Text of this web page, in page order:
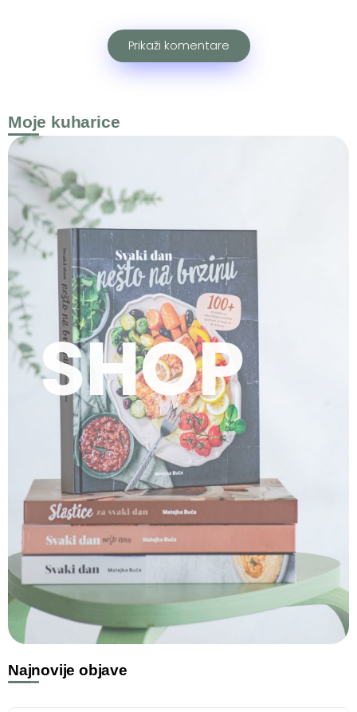
Prikaži komentare
Moje kuharice
SHOP
Najnovije objave